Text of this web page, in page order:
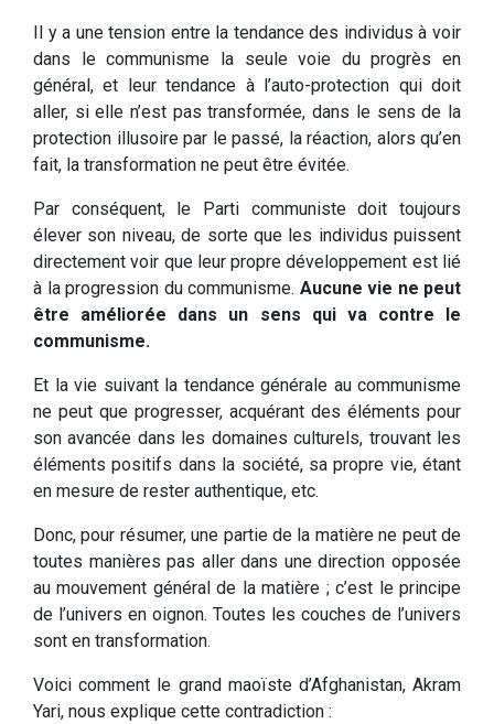
Il y a une tension entre la tendance des individus à voir
dans le communisme la seule voie du progrès en
général, et leur tendance à l’auto-protection qui doit
aller, si elle n’est pas transformée, dans le sens de la
protection illusoire par le passé, la réaction, alors qu’en
fait, la transformation ne peut être évitée.
Par conséquent, le Parti communiste doit toujours
élever son niveau, de sorte que les individus puissent
directement voir que leur propre développement est lié
à la progression du communisme. Aucune vie ne peut
être améliorée dans un sens qui va contre le
communisme.
Et la vie suivant la tendance générale au communisme
ne peut que progresser, acquérant des éléments pour
son avancée dans les domaines culturels, trouvant les
éléments positifs dans la société, sa propre vie, étant
en mesure de rester authentique, etc.
Donc, pour résumer, une partie de la matière ne peut de
toutes manières pas aller dans une direction opposée
au mouvement général de la matière ; c’est le principe
de l’univers en oignon. Toutes les couches de l’univers
sont en transformation.
Voici comment le grand maoïste d’Afghanistan, Akram
Yari, nous explique cette contradiction :